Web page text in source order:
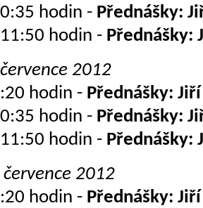
hodin - Přednášky:
hodin - Přednášky:
2012
hodin - Přednášky:
hodin - Přednášky:
hodin - Přednášky:
2012
hodin - Přednášky: